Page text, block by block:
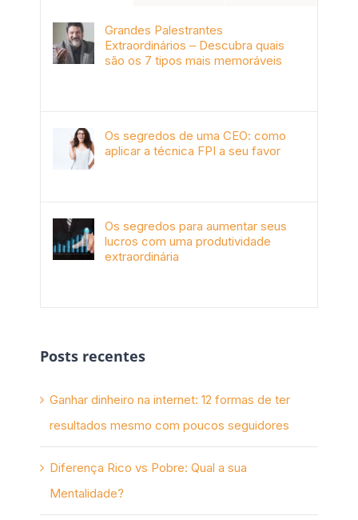
Grandes Palestrantes
Extraordinários – Descubra quais
são os 7 tipos mais memoráveis
Os segredos de uma CEO: como
aplicar a técnica FPI a seu favor
Os segredos para aumentar seus
lucros com uma produtividade
extraordinária
Posts recentes
Ganhar dinheiro na internet: 12 formas de ter
resultados mesmo com poucos seguidores
Diferença Rico vs Pobre: Qual a sua
Mentalidade?